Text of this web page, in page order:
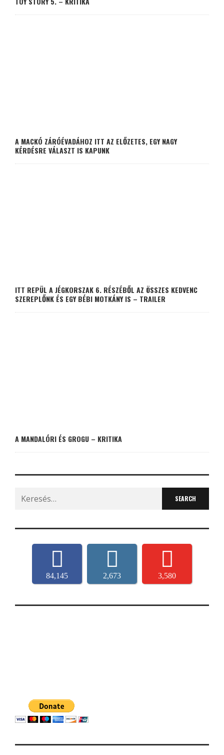
A MACKÓ ZÁRÓÉVADÁHOZ ITT AZ ELŐZETES, EGY NAGY
KÉRDÉSRE VÁLASZT IS KAPUNK
ITT REPÜL A JÉGKORSZAK 6. RÉSZÉBŐL AZ ÖSSZES KEDVENC
SZEREPLŐNK ÉS EGY BÉBI MOTKÁNY IS – TRAILER
A MANDALÓRI ÉS GROGU – KRITIKA
Search
for:
84,145 2,673 3,580